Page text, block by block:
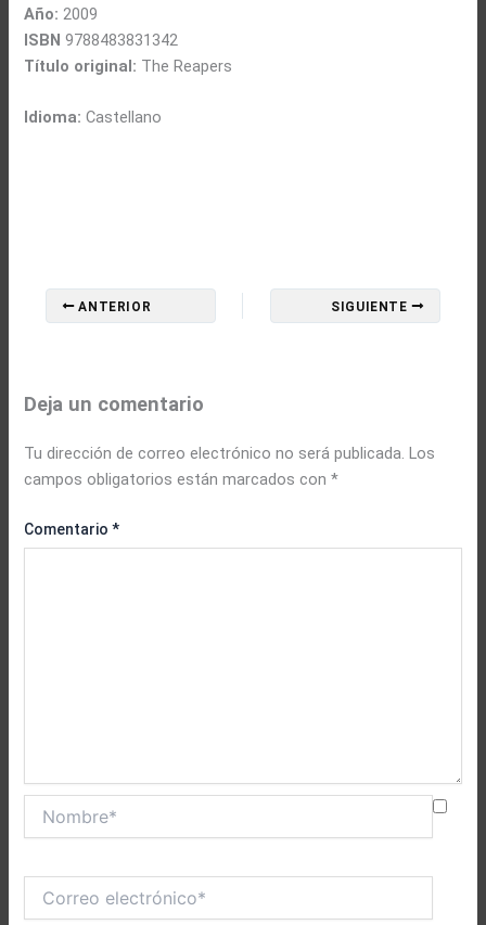
Año: 2009
ISBN 9788483831342
Título original: The Reapers
Idioma: Castellano
ANTERIOR SIGUIENTE
Deja un comentario
Tu dirección de correo electrónico no será publicada. Los
campos obligatorios están marcados con*
Comentario*
electrónico*